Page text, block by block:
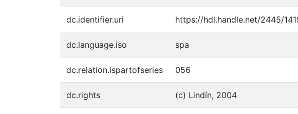
dc.identifier.uri https://hdl.handle.net/2445/
dc.language.iso spa
dc.relation.ispartofseries 056
dc.rights (c) Lindín, 2004